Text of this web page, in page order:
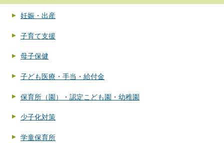
妊娠・出産
子育て支援
母子保健
子ども医療・手当・給付金
保育所（園）・認定こども園・幼稚園
少子化対策
学童保育所